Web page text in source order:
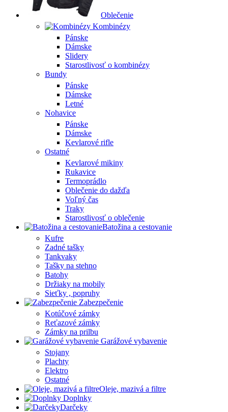
Oblečenie
Kombinézy
Pánske
Dámske
Slidery
Starostlivosť o kombinézy
Bundy
Pánske
Dámske
Letné
Nohavice
Pánske
Dámske
Kevlarové rifle
Ostatné
Kevlarové mikiny
Rukavice
Termoprádlo
Oblečenie do dažďa
Voľný čas
Traky
Starostlivosť o oblečenie
Batožina a cestovanie
Kufre
Zadné tašky
Tankvaky
Tašky na stehno
Batohy
Držiaky na mobily
Sieťky , popruhy
Zabezpečenie
Kotúčové zámky
Reťazové zámky
Zámky na prilbu
Garážové vybavenie
Stojany
Plachty
Elektro
Ostatné
Oleje, mazivá a filtre
Doplnky
Darčeky